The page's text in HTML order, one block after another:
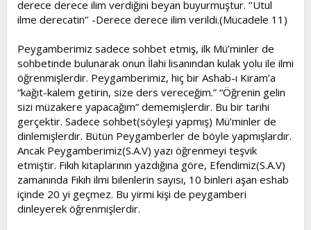
derece derece ilim verdiğini beyan buyurmuştur. ‘’Utul
ilme derecatin’’ -Derece derece ilim verildi.(Mücadele 11)
Peygamberimiz sadece sohbet etmiş, ilk Mü’minler de
sohbetinde bulunarak onun İlahi lisanından kulak yolu ile ilmi
öğrenmişlerdir. Peygamberimiz, hiç bir Ashab-ı Kiram’a
“kağıt-kalem getirin, size ders vereceğim.” “Öğrenin gelin
sizi müzakere yapacağım” dememişlerdir. Bu bir tarihi
gerçektir. Sadece sohbet(söyleşi yapmış) Mü’minler de
dinlemişlerdir. Bütün Peygamberler de böyle yapmışlardır.
Ancak Peygamberimiz(S.A.V) yazı öğrenmeyi teşvik
etmiştir. Fıkıh kitaplarının yazdığına göre, Efendimiz(S.A.V)
zamanında Fıkıh ilmi bilenlerin sayısı, 10 binleri aşan eshab
içinde 20 yi geçmez. Bu yirmi kişi de peygamberi
dinleyerek öğrenmişlerdir.